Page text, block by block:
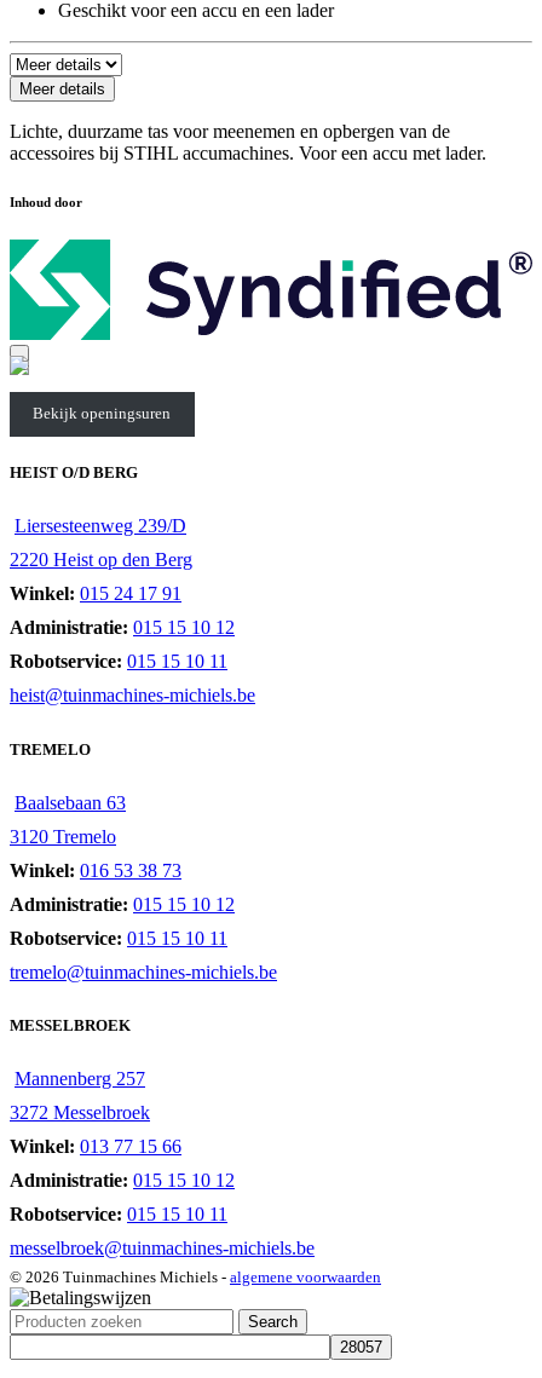
Geschikt voor een accu en een lader
Meer details
Lichte, duurzame tas voor meenemen en opbergen van de
accessoires bij STIHL accumachines. Voor een accu met lader.
Inhoud door
Bekijk openingsuren
HEIST O/D BERG
Liersesteenweg 239/D
2220 Heist op den Berg
Winkel: 015 24 17 91
Administratie: 015 15 10 12
Robotservice: 015 15 10 11
heist@tuinmachines-michiels.be
TREMELO
Baalsebaan 63
3120 Tremelo
Winkel: 016 53 38 73
Administratie: 015 15 10 12
Robotservice: 015 15 10 11
tremelo@tuinmachines-michiels.be
MESSELBROEK
Mannenberg 257
3272 Messelbroek
Winkel: 013 77 15 66
Administratie: 015 15 10 12
Robotservice: 015 15 10 11
messelbroek@tuinmachines-michiels.be
© 2026 Tuinmachines Michiels - algemene voorwaarden
Search